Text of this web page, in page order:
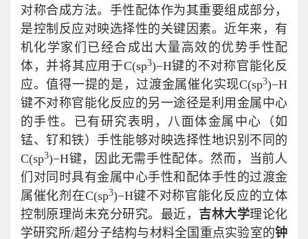
对称合成方法。手性配体作为其重要组成部分，
是控制反应对映选择性的关键因素。近年来，有
机化学家们已经合成出大量高效的优势手性配
体，并将其应用于C(sp3)−H键的不对称官能化反
应。值得一提的是，过渡金属催化实现C(sp3)−H
键不对称官能化反应的另一途径是利用金属中心
的手性。已有研究表明，八面体金属中心（如
锰、钌和铁）手性能够对映选择性地识别不同的
C(sp3)−H键，因此无需手性配体。然而，当前人
们对同时具有金属中心手性和配体手性的过渡金
属催化剂在C(sp3)−H键不对称官能化反应的立体
控制原理尚未充分研究。最近， 吉林大学理论化
学研究所/超分子结构与材料全国重点实验室的钟